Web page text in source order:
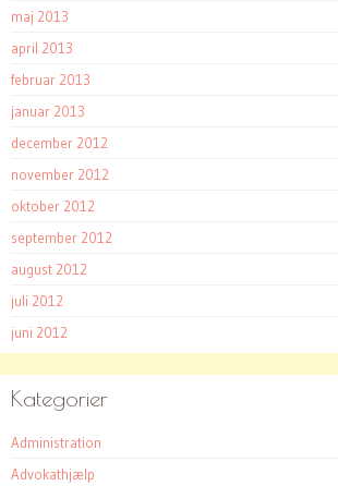
maj 2013
april 2013
februar 2013
januar 2013
december 2012
november 2012
oktober 2012
september 2012
august 2012
juli 2012
juni 2012
Kategorier
Administration
Advokathjælp